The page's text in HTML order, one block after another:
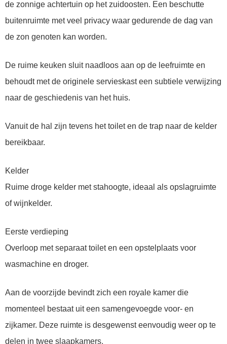
de zonnige achtertuin op het zuidoosten. Een beschutte
buitenruimte met veel privacy waar gedurende de dag van
de zon genoten kan worden.
De ruime keuken sluit naadloos aan op de leefruimte en
behoudt met de originele servieskast een subtiele verwijzing
naar de geschiedenis van het huis.
Vanuit de hal zijn tevens het toilet en de trap naar de kelder
bereikbaar.
Kelder
Ruime droge kelder met stahoogte, ideaal als opslagruimte
of wijnkelder.
Eerste verdieping
Overloop met separaat toilet en een opstelplaats voor
wasmachine en droger.
Aan de voorzijde bevindt zich een royale kamer die
momenteel bestaat uit een samengevoegde voor- en
zijkamer. Deze ruimte is desgewenst eenvoudig weer op te
delen in twee slaapkamers.